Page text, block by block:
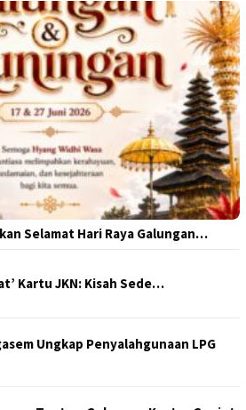
Selamat Hari Raya Galungan…
Kartu JKN: Kisah Sede…
Ungkap Penyalahgunaan LPG